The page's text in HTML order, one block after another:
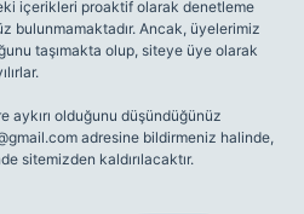
içerikleri proaktif olarak denetleme
bulunmamaktadır. Ancak, üyelerimiz
taşımakta olup, siteye üye olarak
aykırı olduğunu düşündüğünüz
adresine bildirmeniz halinde,
sitemizden kaldırılacaktır.